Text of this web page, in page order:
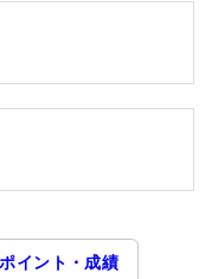
ポイント・成績